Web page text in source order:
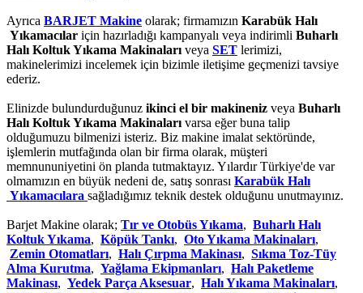
Ayrıca BARJET Makine olarak; firmamızın Karabük Halı
Yıkamacılar için hazırladığı kampanyalı veya indirimli Buharlı
Halı Koltuk Yıkama Makinalarıveya SET lerimizi,
makinelerimizi incelemek için bizimle iletişime geçmenizi tavsiye
ederiz.
Elinizde bulundurduğunuz ikinci el bir makineniz veya Buharlı
Halı Koltuk Yıkama Makinalarıvarsa eğer buna talip
olduğumuzu bilmenizi isteriz. Biz makine imalat sektöründe,
işlemlerin mutfağında olan bir firma olarak, müşteri
memnununiyetini ön planda tutmaktayız. Yılardır Türkiye'de var
olmamızın en büyük nedeni de, satış sonrası Karabük Halı
Yıkamacılara sağladığımız teknik destek olduğunu unutmayınız.
Barjet Makine olarak; Tır ve Otobüs Yıkama, Buharlı Halı
Koltuk Yıkama, Köpük Tankı, Oto Yıkama Makinaları,
Zemin Otomatları, Halı Çırpma Makinası, Sıkma Toz-Tüy
Alma Kurutma, Yağlama Ekipmanları, Halı Paketleme
Makinası, Yedek Parça Aksesuar, Halı Yıkama Makinaları,